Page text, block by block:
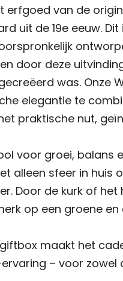
erfgoed van de
uit de 19e eeuw.
door deze
was. Onze
elegantie te
praktische nut,
voor groei, balans
alleen sfeer in
Door de kurk of
op een groene
maakt het
– voor zowel